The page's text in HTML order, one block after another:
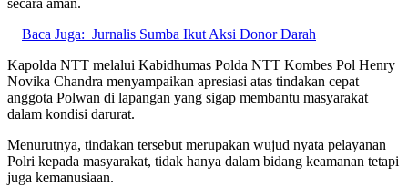
Baca Juga: Jurnalis Sumba Ikut Aksi Donor Darah
Kapolda NTT melalui Kabidhumas Polda NTT Kombes Pol Henry
Novika Chandra menyampaikan apresiasi atas tindakan cepat
anggota Polwan di lapangan yang sigap membantu masyarakat
dalam kondisi darurat.
Menurutnya, tindakan tersebut merupakan wujud nyata pelayanan
Polri kepada masyarakat, tidak hanya dalam bidang keamanan tetapi
juga kemanusiaan.